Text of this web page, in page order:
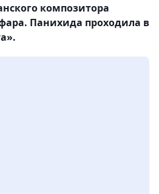
композитора
Панихида проходила в